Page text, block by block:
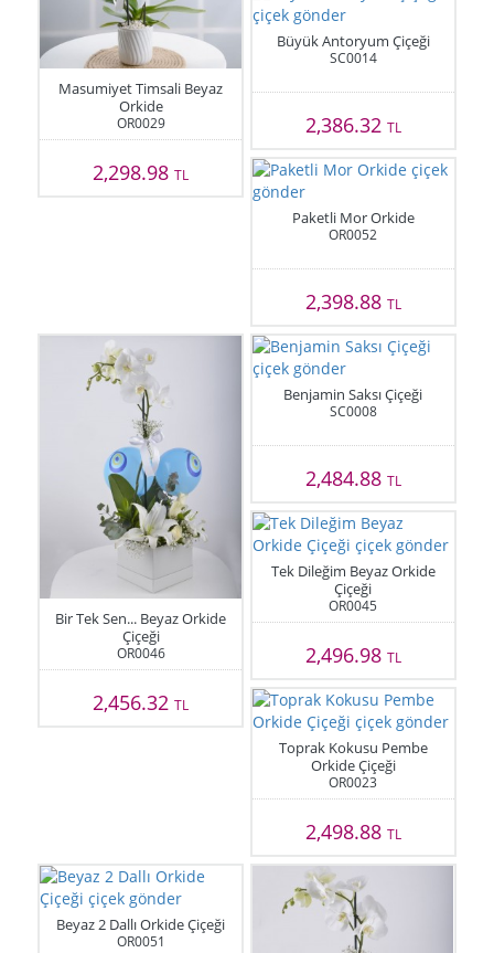
Masumiyet Timsali Beyaz
Orkide
OR0029
2,298.98TL
Büyük Antoryum Çiçeği
SC0014
2,386.32 TL
Paketli Mor Orkide
OR0052
2,398.88 TL
Bir Tek Sen... Beyaz Orkide
Çiçeği
OR0046
2,456.32TL
Benjamin Saksı Çiçeği
SC0008
2,484.88 TL
Tek Dileğim Beyaz Orkide
Çiçeği
OR0045
2,496.98 TL
Toprak Kokusu Pembe
Orkide Çiçeği
OR0023
2,498.88 TL
Beyaz 2 Dallı Orkide Çiçeği
OR0051